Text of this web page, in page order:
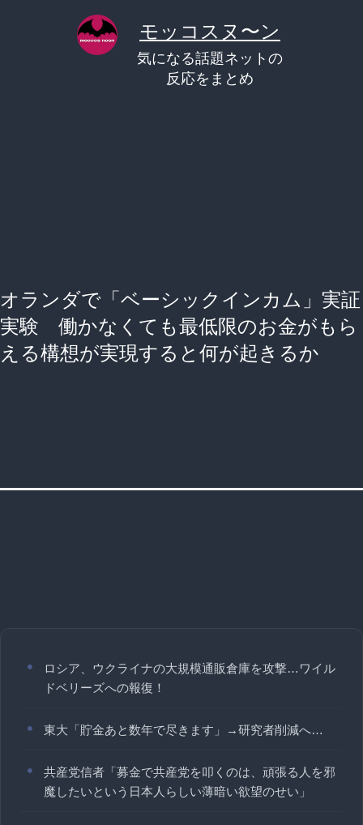
モッコスヌ〜ン
気になる話題ネットの
反応をまとめ
オランダで「ベーシックインカム」実証
実験 働かなくても最低限のお金がもら
える構想が実現すると何が起きるか
ロシア、ウクライナの大規模通販倉庫を攻撃…ワイル
ドベリーズへの報復！
東大「貯金あと数年で尽きます」→研究者削減へ…
共産党信者「募金で共産党を叩くのは、頑張る人を邪
魔したいという日本人らしい薄暗い欲望のせい」